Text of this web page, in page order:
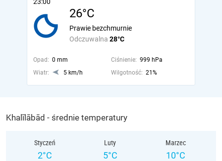
26°C
Odczuwalna 28°C
Prawie bezchmurnie
Opad: 0 mm Ciśnienie: 999 hPa
Wiatr:
5 km/h Wilgotność: 21%
Khalīlābād - średnie temperatury
Styczeń
2°C
Luty
5°C
Marzec
10°C